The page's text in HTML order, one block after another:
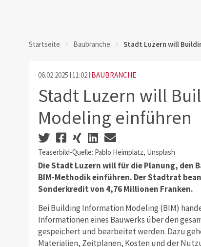
Startseite Baubranche Stadt Luzern will
06.02.2025 11:02 BAUBRANCHE
Stadt Luzern will
Modeling einführen
Teaserbild-Quelle: Pablo Heimplatz, Unsplash
Die Stadt Luzern will für die Planung, den
BIM-Methodik einführen. Der Stadtrat
Sonderkredit von 4,76 Millionen Franken.
Bei Building Information Modeling (BIM)
Informationen eines Bauwerks über den
gespeichert und bearbeitet werden. Dazu
Materialien, Zeitplänen, Kosten und der